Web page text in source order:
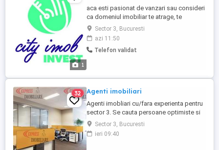
1
aca esti pasionat de vanzari sau consideri
ca domeniul imobiliar te atrage, te
asteptam in echipa noastra! Suntem deja
o echipa cool impartita in divizie de
vanzari si divizie de constructie, in cautare
de colegi noi pentru pozitia de Broker
Sector 3, Bucuresti
azi 11:50
Telefon validat
32 Agenti imobiliari
Agenti imobliari cu/fara experienta pentru
sector 3. Se cauta persoane optimiste si
dinamice, care sa aiba o fire comunicativa,
spirit de echipa, studii medii sau
superioare, abilitati de vanzare, spirit de
Sector 3, Bucuresti
ieri 09:40